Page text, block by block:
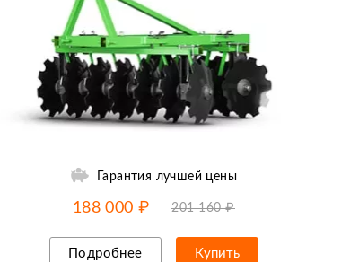
Гарантия лучшей цены
-7% от цены до12.08
188 000 ₽ 201 160 ₽
Подробнее Купить